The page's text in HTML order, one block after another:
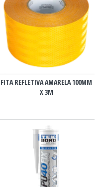
FITA REFLETIVA AMARELA 100MM
X 3M